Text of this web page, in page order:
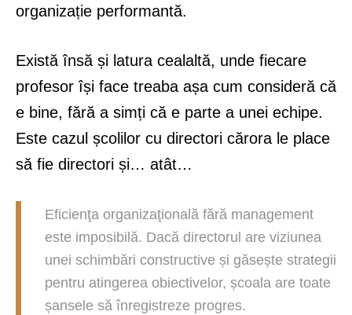
organizație performantă.
Există însă și latura cealaltă, unde fiecare
profesor își face treaba așa cum consideră că
e bine, fără a simți că e parte a unei echipe.
Este cazul școlilor cu directori cărora le place
să fie directori și… atât…
Eficienţa organizaţională fără management
este imposibilă. Dacă directorul are viziunea
unei schimbări constructive și găsește strategii
pentru atingerea obiectivelor, școala are toate
șansele să înregistreze progres.